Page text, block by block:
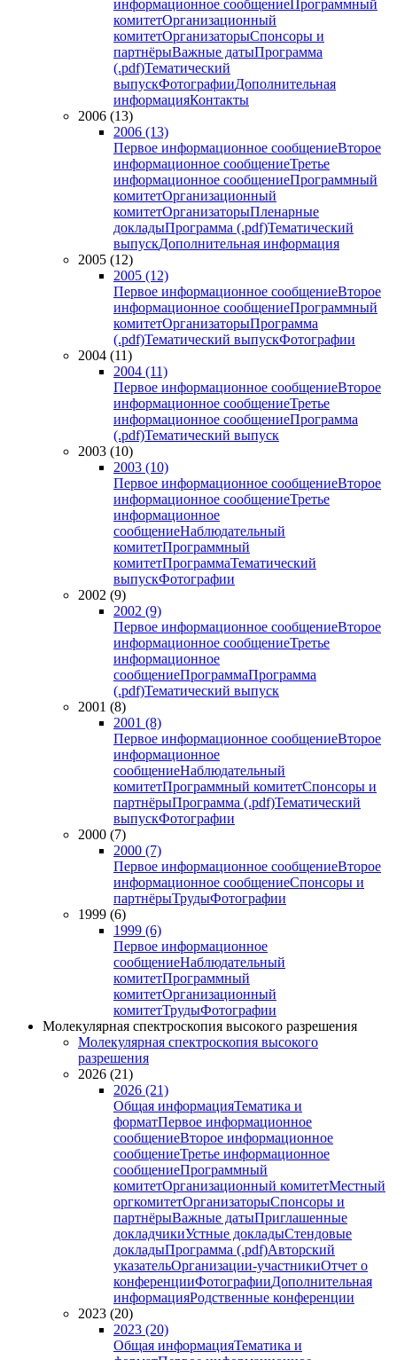
информационное сообщениеПрограммный
комитетОрганизационный
комитетОрганизаторыСпонсоры и
партнёрыВажные датыПрограмма
(.pdf)Тематический
выпускФотографииДополнительная
информацияКонтакты
2006 (13)
2006 (13)
Первое информационное сообщениеВторое
информационное сообщениеТретье
информационное сообщениеПрограммный
комитетОрганизационный
комитетОрганизаторыПленарные
докладыПрограмма (.pdf)Тематический
выпускДополнительная информация
2005 (12)
2005 (12)
Первое информационное сообщениеВторое
информационное сообщениеПрограммный
комитетОрганизаторыПрограмма
(.pdf)Тематический выпускФотографии
2004 (11)
2004 (11)
Первое информационное сообщениеВторое
информационное сообщениеТретье
информационное сообщениеПрограмма
(.pdf)Тематический выпуск
2003 (10)
2003 (10)
Первое информационное сообщениеВторое
информационное сообщениеТретье
информационное
сообщениеНаблюдательный
комитетПрограммный
комитетПрограммаТематический
выпускФотографии
2002 (9)
2002 (9)
Первое информационное сообщениеВторое
информационное сообщениеТретье
информационное
сообщениеПрограммаПрограмма
(.pdf)Тематический выпуск
2001 (8)
2001 (8)
Первое информационное сообщениеВторое
информационное
сообщениеНаблюдательный
комитетПрограммный комитетСпонсоры и
партнёрыПрограмма (.pdf)Тематический
выпускФотографии
2000 (7)
2000 (7)
Первое информационное сообщениеВторое
информационное сообщениеСпонсоры и
партнёрыТрудыФотографии
1999 (6)
1999 (6)
Первое информационное
сообщениеНаблюдательный
комитетПрограммный
комитетОрганизационный
комитетТрудыФотографии
Молекулярная спектроскопия высокого разрешения
Молекулярная спектроскопия высокого
разрешения
2026 (21)
2026 (21)
Общая информацияТематика и
форматПервое информационное
сообщениеВторое информационное
сообщениеТретье информационное
сообщениеПрограммный
комитетОрганизационный комитетМестный
оргкомитетОрганизаторыСпонсоры и
партнёрыВажные датыПриглашенные
докладчикиУстные докладыСтендовые
докладыПрограмма (.pdf)Авторский
указательОрганизации-участникиОтчет о
конференцииФотографииДополнительная
информацияРодственные конференции
2023 (20)
2023 (20)
Общая информацияТематика и